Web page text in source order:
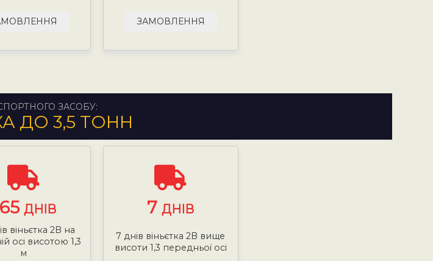
ЗАМОВЛЕННЯ
ЗАСОБУ:
ДО 3,5 ТОНН
ДНІВ
віньєтка 2B на
осі висотою 1,3
м
7ДНІВ
7 днів віньєтка 2B вище
висоти 1,3 передньої осі